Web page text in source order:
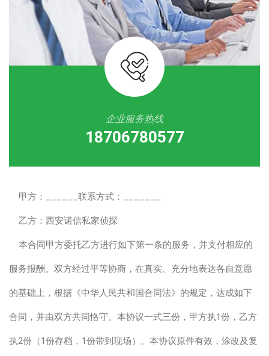
企业服务热线
18706780577
甲方：______联系方式：_______
乙方：西安诺信私家侦探
本合同甲方委托乙方进行如下第一条的服务，并支付相应的
服务报酬。双方经过平等协商，在真实、充分地表达各自意愿
的基础上，根据《中华人民共和国合同法》的规定，达成如下
合同，并由双方共同恪守。本协议一式三份，甲方执1份，乙方
执2份（1份存档，1份带到现场）。本协议原件有效，涂改及复